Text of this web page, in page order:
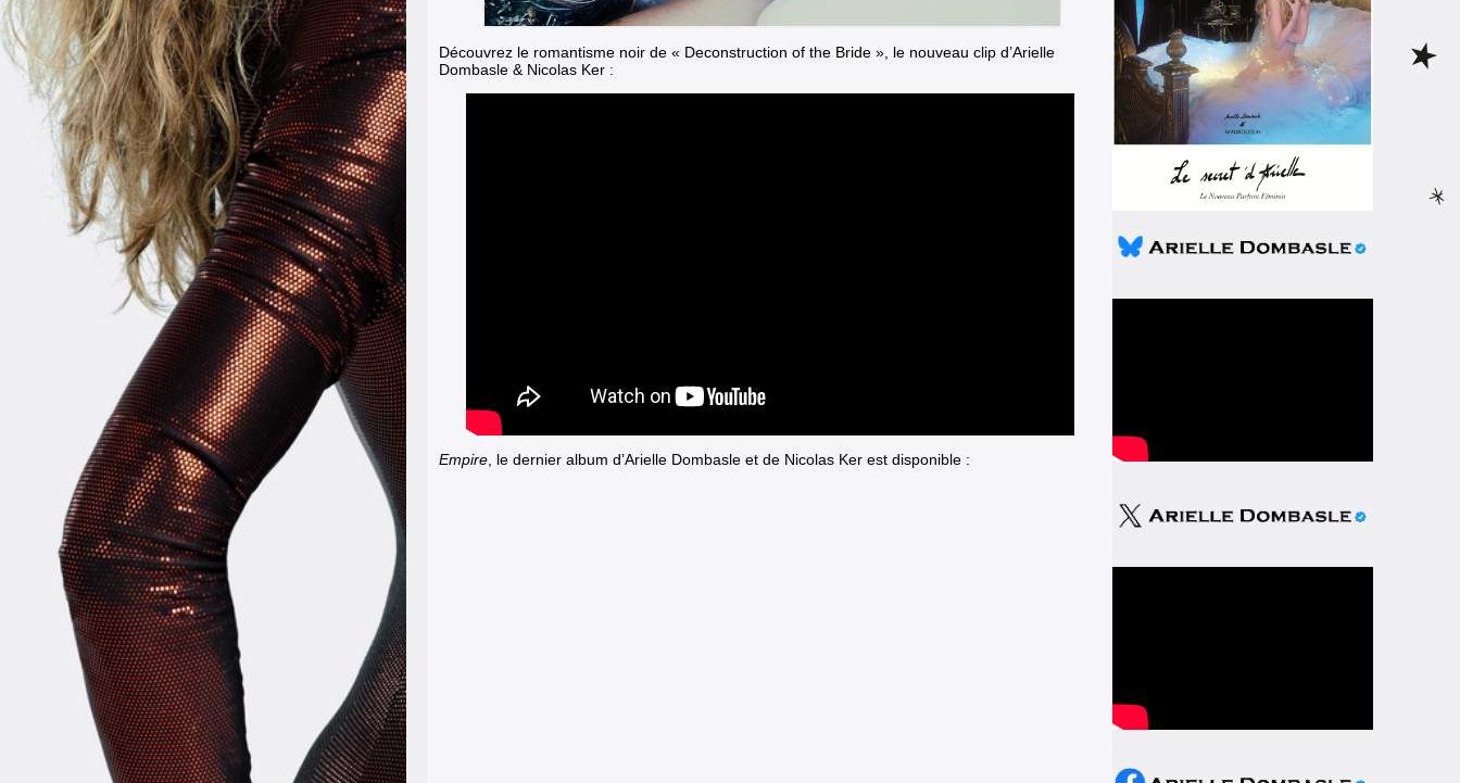
Découvrez le romantisme noir de « Deconstruction of the Bride », le nouveau clip d’Arielle
Dombasle & Nicolas Ker :
Empire, le dernier album d’Arielle Dombasle et de Nicolas Ker est disponible :